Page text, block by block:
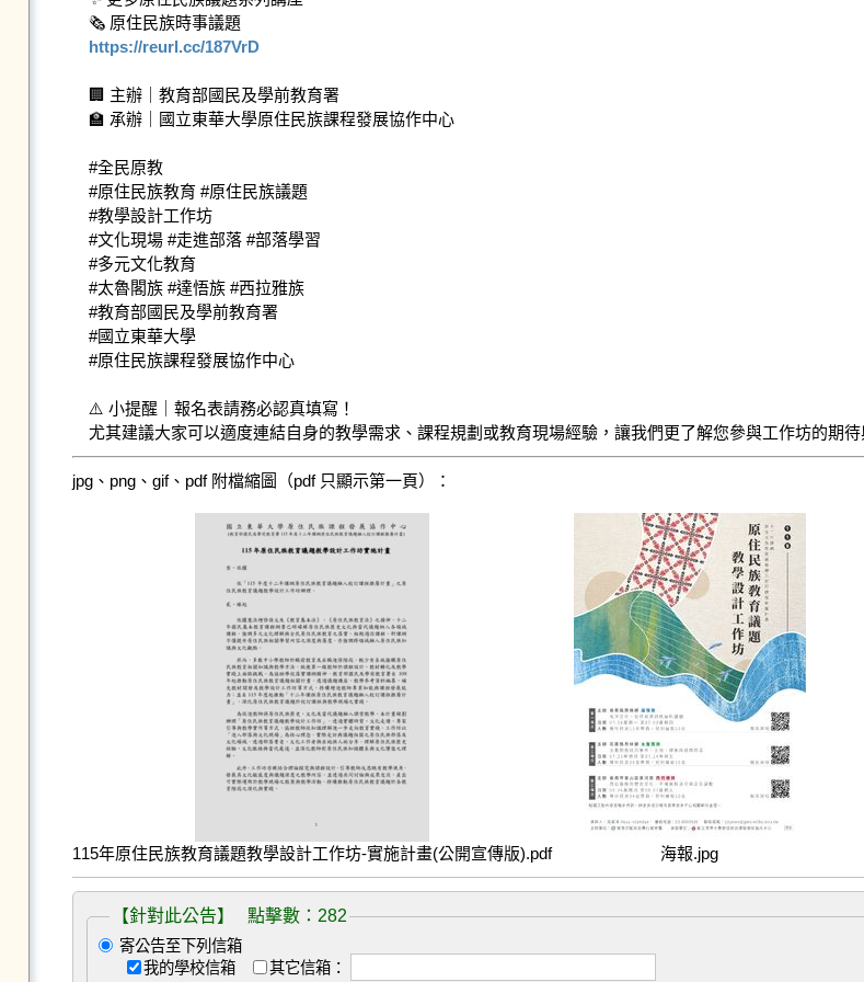
🗞 原住民族時事議題
https://reurl.cc/187VrD
🏢 主辦｜教育部國民及學前教育署
🏫 承辦｜國立東華大學原住民族課程發展協作中心
#全民原教
#原住民族教育 #原住民族議題
#教學設計工作坊
#文化現場 #走進部落 #部落學習
#多元文化教育
#太魯閣族 #達悟族 #西拉雅族
#教育部國民及學前教育署
#國立東華大學
#原住民族課程發展協作中心
⚠️ 小提醒｜報名表請務必認真填寫！
jpg、png、gif、pdf 附檔縮圖（pdf 只顯示第一頁）：
115年原住民族教育議題教學設計工作坊-實施計畫(公開宣傳版).pdf 海報.jpg
【針對此公告】 點擊數：282
寄公告至下列信箱
我的學校信箱
其它信箱：